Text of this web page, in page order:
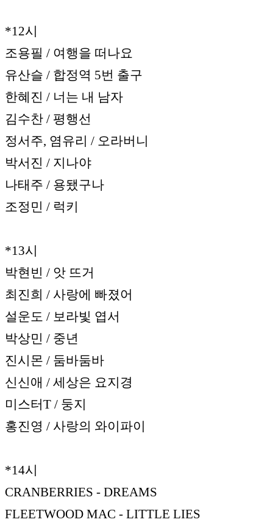
*12시
조용필 / 여행을 떠나요
유산슬 / 합정역 5번 출구
한혜진 / 너는 내 남자
김수찬 / 평행선
정서주, 염유리 / 오라버니
박서진 / 지나야
나태주 / 용됐구나
조정민 / 럭키
*13시
박현빈 / 앗 뜨거
최진희 / 사랑에 빠졌어
설운도 / 보라빛 엽서
박상민 / 중년
진시몬 / 둠바둠바
신신애 / 세상은 요지경
미스터T / 둥지
홍진영 / 사랑의 와이파이
*14시
CRANBERRIES - DREAMS
FLEETWOOD MAC - LITTLE LIES